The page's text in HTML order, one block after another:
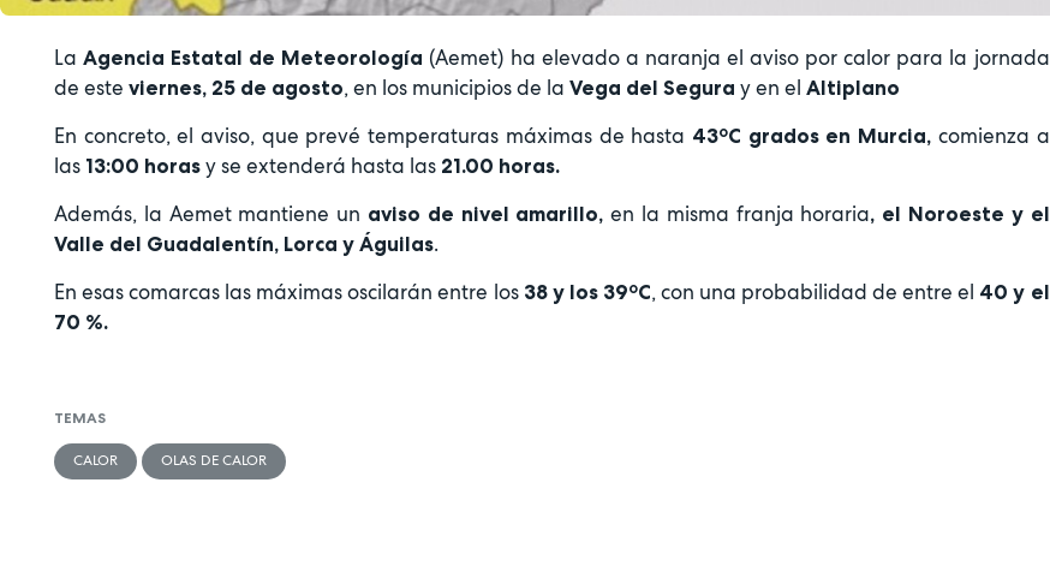
La Agencia Estatal de Meteorología (Aemet) ha elevado a naranja el aviso por calor para la jornada
de este viernes, 25 de agosto, en los municipios de la Vega del Segura y en el Altiplano
En concreto, el aviso, que prevé temperaturas máximas de hasta 43ºC grados en Murcia, comienza a
las 13:00 horas y se extenderá hasta las 21.00 horas.
Además, la Aemet mantiene un aviso de nivel amarillo,en la misma franja horaria, el Noroeste y el
Valle del Guadalentín, Lorca y Águilas.
En esas comarcas las máximas oscilarán entre los 38 y los 39ºC, con una probabilidad de entre el 40 y el
70 %.
TEMAS
CALOR OLAS DE CALOR